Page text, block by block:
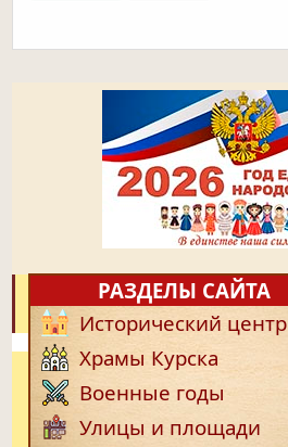
РАЗДЕЛЫ САЙТА
Исторический центр
Храмы Курска
Военные годы
Улицы и площади